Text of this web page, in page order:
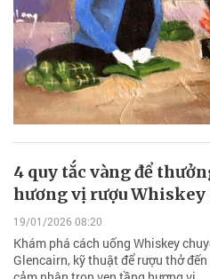
4 quy tắc vàng để
hương vị rượu Whiskey
19/01/2026 08:20
Khám phá cách uống Whiskey
Glencairn, kỹ thuật để rượu thở